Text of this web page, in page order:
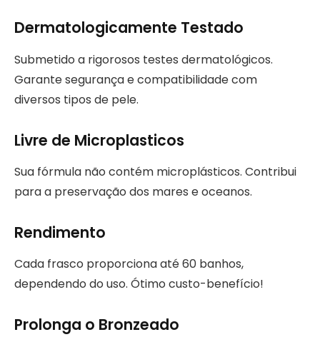
Dermatologicamente Testado
Submetido a rigorosos testes dermatológicos.
Garante segurança e compatibilidade com
diversos tipos de pele.
Livre de Microplasticos
Sua fórmula não contém microplásticos. Contribui
para a preservação dos mares e oceanos.
Rendimento
Cada frasco proporciona até 60 banhos,
dependendo do uso. Ótimo custo-benefício!
Prolonga o Bronzeado